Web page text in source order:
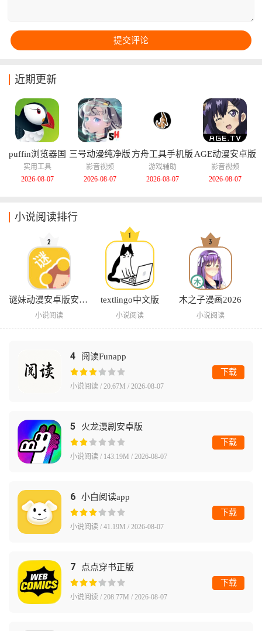
近期更新
puffin浏览器国
际版
实用工具
2026-08-07
三号动漫纯净版
影音视频
2026-08-07
方舟工具手机版
游戏辅助
2026-08-07
AGE动漫安卓版
影音视频
2026-08-07
小说阅读排行
谜妹动漫安卓版安装包
小说阅读
textlingo中文版
小说阅读
木之子漫画2026
小说阅读
4 阅读Funapp
小说阅读 / 20.67M / 2026-08-07
下载
5 火龙漫剧安卓版
小说阅读 / 143.19M / 2026-08-07
下载
6 小白阅读app
小说阅读 / 41.19M / 2026-08-07
下载
7 点点穿书正版
小说阅读 / 208.77M / 2026-08-07
下载